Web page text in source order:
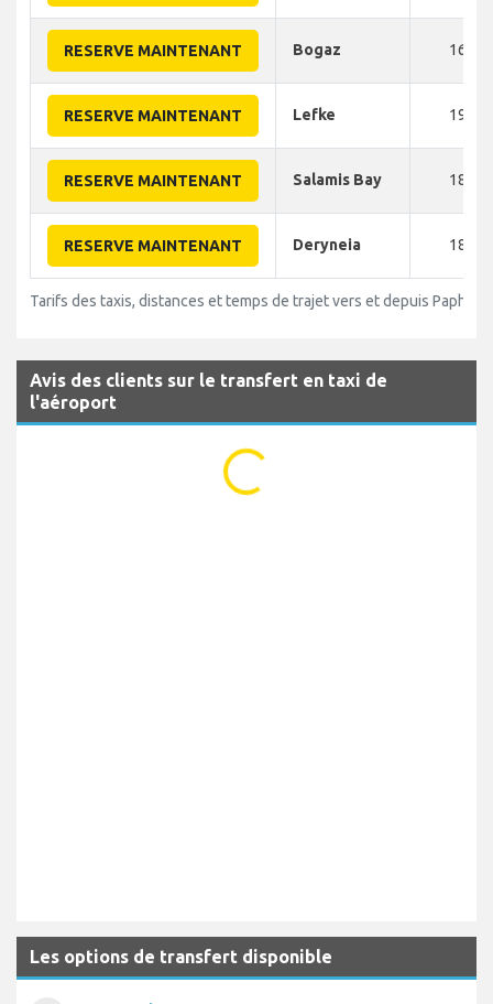
RESERVE MAINTENANT Bogaz 160
RESERVE MAINTENANT Lefke 190
RESERVE MAINTENANT Salamis Bay 180
RESERVE MAINTENANT Deryneia 180
Tarifs des taxis, distances et temps de trajet vers et depuis Paphos
Avis des clients sur le transfert en taxi de
l'aéroport
...
Les options de transfert disponible